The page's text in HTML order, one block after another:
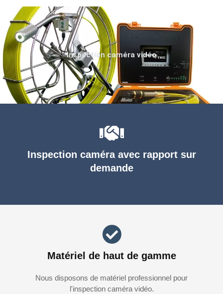
Inspection caméra avec rapport sur
demande
Matériel de haut de gamme
Nous disposons de matériel professionnel pour
l'inspection caméra vidéo.
Inspection caméra vidéo